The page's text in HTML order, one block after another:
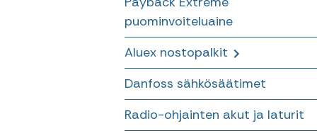
Riipukkeet
Nostokoukut pyörittäjään
HC 60 – HC 105 Kevyet 5,3 tm
– 9,6 tm
HC S 130 – 190 keskiluokan
11,9 tm – 19,5 tm
kappaletavaranosturit
puominvoiteluaine
Aluex nostopalkit
Levitettävät nostopuomit
Suorat nostopalkit
Danfoss sähkösäätimet
Radio-ohjainten akut ja laturit